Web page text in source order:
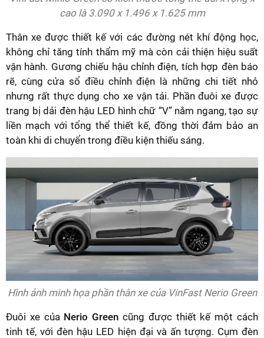
cao là 3.090 x 1.496 x 1.625 mm
Thân xe được thiết kế với các đường nét khí động học,
không chỉ tăng tính thẩm mỹ mà còn cải thiện hiệu suất
vận hành. Gương chiếu hậu chỉnh điện, tích hợp đèn báo
rẽ, cùng cửa sổ điều chỉnh điện là những chi tiết nhỏ
nhưng rất thực dụng cho xe vận tải. Phần đuôi xe được
trang bị dải đèn hậu LED hình chữ “V” nằm ngang, tạo sự
liền mạch với tổng thể thiết kế, đồng thời đảm bảo an
toàn khi di chuyển trong điều kiện thiếu sáng.
Hình ảnh minh họa phần thân xe của VinFast Nerio Green
Đuôi xe của Nerio Green cũng được thiết kế một cách
tinh tế, với đèn hậu LED hiện đại và ấn tượng. Cụm đèn